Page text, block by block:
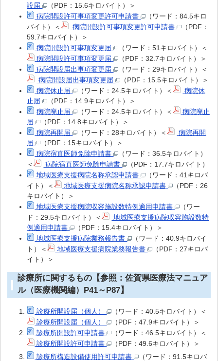
設届
（PDF：15.6キロバイト）＞
病院開設許可事項変更許可申請書
（ワード：84.5キロ
バイト）＜
病院開設許可事項変更許可申請書
（PDF：
59.7キロバイト）＞
病院開設許可事項変更届
（ワード：51キロバイト）＜
病院開設許可事項変更届
（PDF：32.7キロバイト）＞
病院開設届出事項変更届
（ワード：29キロバイト）＜
病院開設届出事項変更届
（PDF：15.5キロバイト）＞
病院休止届
（ワード：24.5キロバイト）＜
病院休
止届
（PDF：14.9キロバイト）＞
病院廃止届
（ワード：24.5キロバイト）＜
病院廃止
届
（PDF：14.8キロバイト）＞
病院再開届
（ワード：28キロバイト）＜
病院再開
届
（PDF：15キロバイト）＞
病院宿直医師免除申請書
（ワード：36.5キロバイト）
＜
病院宿直医師免除申請書
（PDF：17.7キロバイト）
地域医療支援病院名称承認申請書
（ワード：41キロバ
イト）＜
地域医療支援病院名称承認申請書
（PDF：26
キロバイト）＞
地域医療支援病院収容施設数特例適用申請書
（ワー
ド：29.5キロバイト）＜
地域医療支援病院収容施設数特
例適用申請書
（PDF：15.4キロバイト）＞
地域医療支援病院業務報告書
（ワード：40.9キロバイ
ト）＜
地域医療支援病院業務報告書
（PDF：27キロバ
イト）＞
診療所に関するもの【参照：佐賀県医療法マニュア
ル（医療機関編）P41～P87】
診療所開設届（個人）
（ワード：40.5キロバイト）＜
診療所開設届（個人）
（PDF：47.9キロバイト）＞
診療所開設許可申請書
（ワード：46.5キロバイト）＜
診療所開設許可申請書
（PDF：49.6キロバイト）＞
診療所構造設備使用許可申請書
（ワード：91.5キロバ